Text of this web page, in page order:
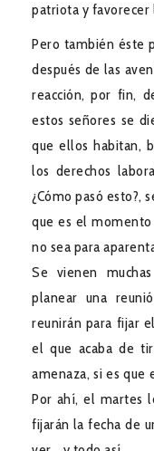
patriota y favorecer
Pero también éste
después de las
reacción, por fin,
estos señores se
que ellos habitan,
los derechos
¿Cómo pasó esto?,
que es el
no sea para
Se vienen
planear una
reunirán para fijar
el que acaba de
amenaza, si es que
Por ahí, el martes
fijarán la fecha de